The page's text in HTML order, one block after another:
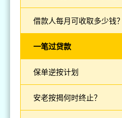
安老按揭何时终止？
保单逆按计划
一笔过贷款
借款人每月可收取多少钱？